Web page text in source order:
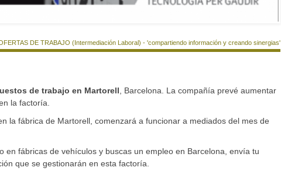
DE TRABAJO (Intermediación Laboral) - 'compartiendo información y creando sinergias'
de trabajo en Martorell, Barcelona. La compañía prevé aumentar
la factoría.
la fábrica de Martorell, comenzará a funcionar a mediados del mes de
fábricas de vehículos y buscas un empleo en Barcelona, envía tu
que se gestionarán en esta factoría.